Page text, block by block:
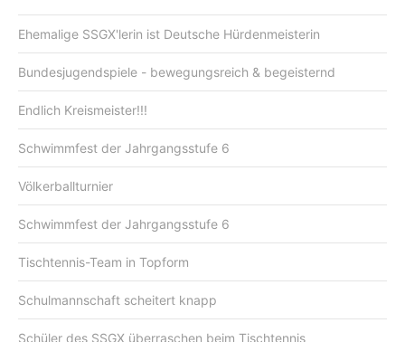
Ehemalige SSGX'lerin ist Deutsche Hürdenmeisterin
Bundesjugendspiele - bewegungsreich & begeisternd
Endlich Kreismeister!!!
Schwimmfest der Jahrgangsstufe 6
Völkerballturnier
Schwimmfest der Jahrgangsstufe 6
Tischtennis-Team in Topform
Schulmannschaft scheitert knapp
Schüler des SSGX überraschen beim Tischtennis